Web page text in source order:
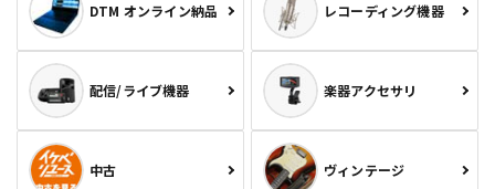
DTM オンライン納品 レコーディング機器
配信/ライブ機器 楽器アクセサリ
中古 ヴィンテージ